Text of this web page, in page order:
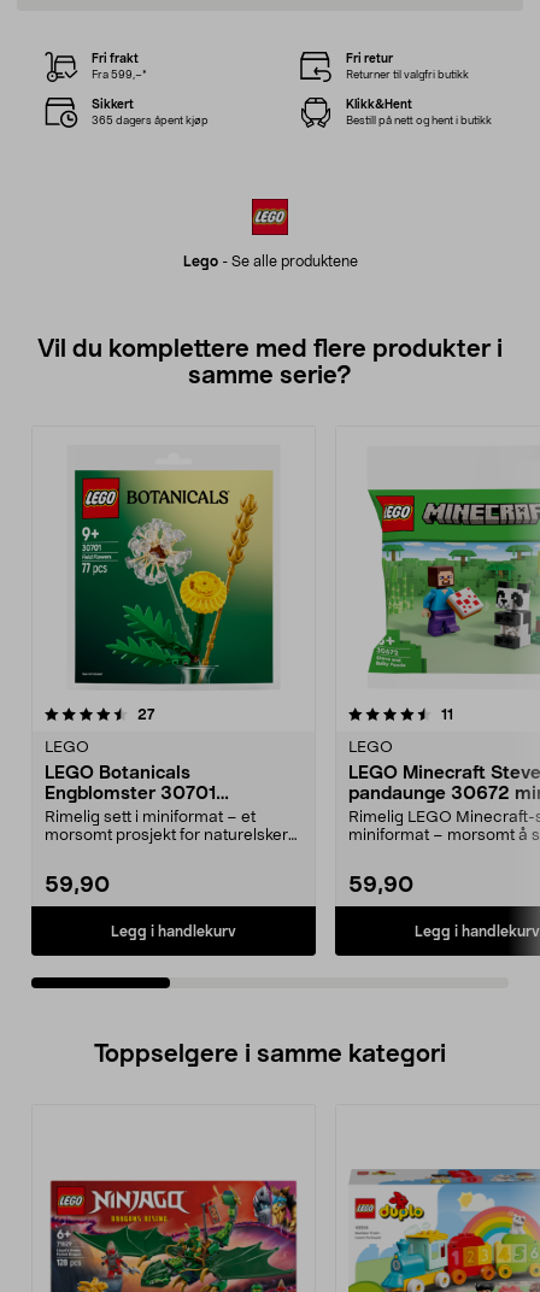
Lego- Se alle produktene
Fri frakt
Fra 599,–*
Fri retur
Returner til valgfri butikk
Sikkert
365 dagers åpent kjøp
Klikk&Hent
Bestill på nett og hent i butikk
Vil du komplettere med flere produkter i
samme serie?
27anmeldelser
LEGO
LEGO Botanicals
Engblomster 30701
minipose, fra 9 år
Rimelig sett i miniformat – et
morsomt prosjekt for naturelskere.
59,90
Legg i handlekurv
4.5av 5 stjerner 11
LEGO
LEGO Minecraft
pandaunge 30672
fra 6 år
Rimelig LEGO Minecraft-
miniformat – morsomt å
59,90
Legg i handlekurv
4.5av 5 stjerner
Toppselgere i samme kategori